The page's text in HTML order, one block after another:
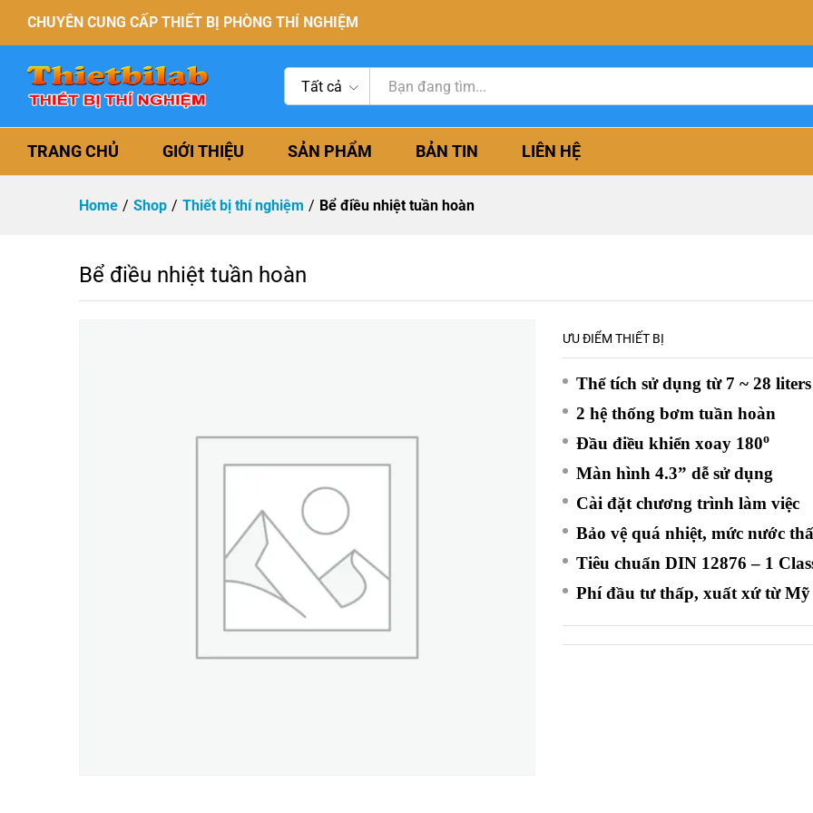
CHUYÊN CUNG CẤP THIẾT BỊ PHÒNG THÍ NGHIỆM
Tất cả
TRANG CHỦ GIỚI THIỆU SẢN PHẨM BẢN TIN LIÊN HỆ
Home / Shop / Thiết bị thí nghiệm / Bể điều nhiệt tuần hoàn
Bể điều nhiệt tuần hoàn
ƯU ĐIỂM THIẾT BỊ
Thể tích sử dụng từ 7 ~ 28 liters
2 hệ thống bơm tuần hoàn
Đầu điều khiển xoay 180o
Màn hình 4.3” dễ sử dụng
Cài đặt chương trình làm việc
Bảo vệ quá nhiệt, mức nước
Tiêu chuẩn DIN 12876 – 1
Phí đầu tư thấp, xuất xứ từ Mỹ